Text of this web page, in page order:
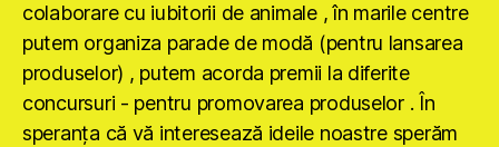
colaborare cu iubitorii de animale , în marile centre
putem organiza parade de modă (pentru lansarea
produselor) , putem acorda premii la diferite
concursuri - pentru promovarea produselor . În
speranţa că vă interesează ideile noastre sperăm